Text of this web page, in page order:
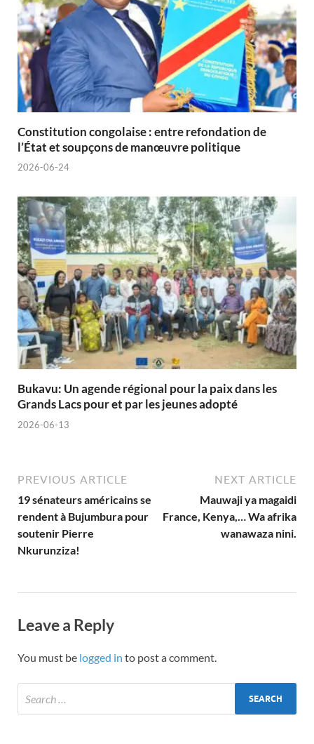
Constitution congolaise : entre refondation de
l’État et soupçons de manœuvre politique
2026-06-24
Bukavu: Un agende régional pour la paix dans les
Grands Lacs pour et par les jeunes adopté
2026-06-13
PREVIOUS ARTICLE
19 sénateurs américains se
rendent à Bujumbura pour
soutenir Pierre
Nkurunziza!
NEXT ARTICLE
Mauwaji ya magaidi
France, Kenya,… Wa afrika
wanawaza nini.
Leave a Reply
You must be logged in to post a comment.